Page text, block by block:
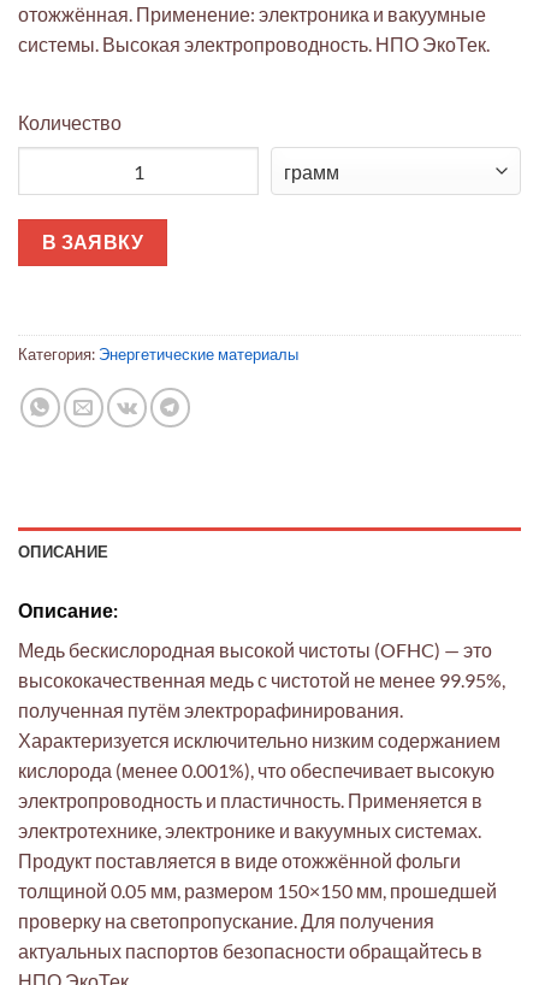
отожжённая. Применение: электроника и вакуумные
системы. Высокая электропроводность. НПО ЭкоТек.
Количество
В ЗАЯВКУ
Категория: Энергетические материалы
ОПИСАНИЕ
Описание:
Медь бескислородная высокой чистоты (OFHC) — это
высококачественная медь с чистотой не менее 99.95%,
полученная путём электрорафинирования.
Характеризуется исключительно низким содержанием
кислорода (менее 0.001%), что обеспечивает высокую
электропроводность и пластичность. Применяется в
электротехнике, электронике и вакуумных системах.
Продукт поставляется в виде отожжённой фольги
толщиной 0.05 мм, размером 150×150 мм, прошедшей
проверку на светопропускание. Для получения
актуальных паспортов безопасности обращайтесь в